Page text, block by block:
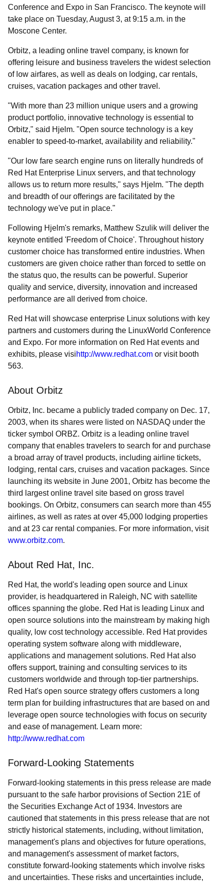
Conference and Expo in San Francisco. The keynote will
take place on Tuesday, August 3, at 9:15 a.m. in the
Moscone Center.
Orbitz, a leading online travel company, is known for
offering leisure and business travelers the widest selection
of low airfares, as well as deals on lodging, car rentals,
cruises, vacation packages and other travel.
"With more than 23 million unique users and a growing
product portfolio, innovative technology is essential to
Orbitz," said Hjelm. "Open source technology is a key
enabler to speed-to-market, availability and reliability."
"Our low fare search engine runs on literally hundreds of
Red Hat Enterprise Linux servers, and that technology
allows us to return more results," says Hjelm. "The depth
and breadth of our offerings are facilitated by the
technology we've put in place."
Following Hjelm's remarks, Matthew Szulik will deliver the
keynote entitled 'Freedom of Choice'. Throughout history
customer choice has transformed entire industries. When
customers are given choice rather than forced to settle on
the status quo, the results can be powerful. Superior
quality and service, diversity, innovation and increased
performance are all derived from choice.
Red Hat will showcase enterprise Linux solutions with key
partners and customers during the LinuxWorld Conference
and Expo. For more information on Red Hat events and
exhibits, please visihttp://www.redhat.com or visit booth
563.
About Orbitz
Orbitz, Inc. became a publicly traded company on Dec. 17,
2003, when its shares were listed on NASDAQ under the
ticker symbol ORBZ. Orbitz is a leading online travel
company that enables travelers to search for and purchase
a broad array of travel products, including airline tickets,
lodging, rental cars, cruises and vacation packages. Since
launching its website in June 2001, Orbitz has become the
third largest online travel site based on gross travel
bookings. On Orbitz, consumers can search more than 455
airlines, as well as rates at over 45,000 lodging properties
and at 23 car rental companies. For more information, visit
www.orbitz.com.
About Red Hat, Inc.
Red Hat, the world's leading open source and Linux
provider, is headquartered in Raleigh, NC with satellite
offices spanning the globe. Red Hat is leading Linux and
open source solutions into the mainstream by making high
quality, low cost technology accessible. Red Hat provides
operating system software along with middleware,
applications and management solutions. Red Hat also
offers support, training and consulting services to its
customers worldwide and through top-tier partnerships.
Red Hat's open source strategy offers customers a long
term plan for building infrastructures that are based on and
leverage open source technologies with focus on security
and ease of management. Learn more:
http://www.redhat.com
Forward-Looking Statements
Forward-looking statements in this press release are made
pursuant to the safe harbor provisions of Section 21E of
the Securities Exchange Act of 1934. Investors are
cautioned that statements in this press release that are not
strictly historical statements, including, without limitation,
management's plans and objectives for future operations,
and management's assessment of market factors,
constitute forward-looking statements which involve risks
and uncertainties. These risks and uncertainties include,